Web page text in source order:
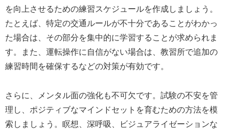
を向上させるための練習スケジュールを作成しましょう。
たとえば、特定の交通ルールが不十分であることがわかっ
た場合は、その部分を集中的に学習することが求められま
す。また、運転操作に自信がない場合は、教習所で追加の
練習時間を確保するなどの対策が有効です。
さらに、メンタル面の強化も不可欠です。試験の不安を管
理し、ポジティブなマインドセットを育むための方法を模
索しましょう。瞑想、深呼吸、ビジュアライゼーションな